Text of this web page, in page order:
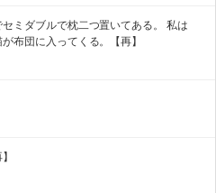
ミダブルで枕二つ置いてある。 私は
布団に入ってくる。【再】